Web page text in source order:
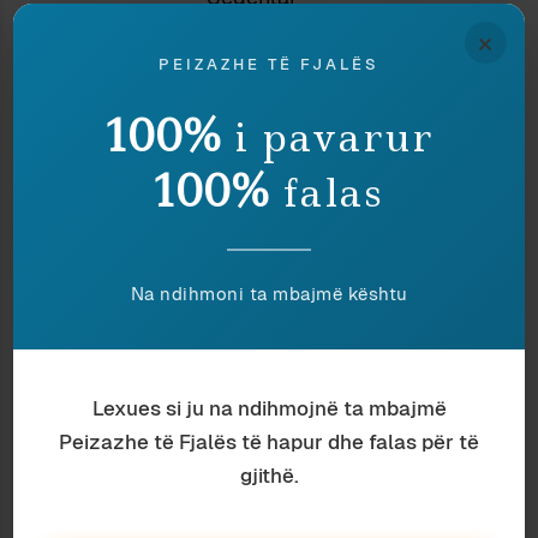
Është
Gratë
Kërkojnë
Zotin
Dhe
Djallin
Drita
Lëkurë
Me çdo
Ngjyrë
×
PEIZAZHE TË FJALËS
100% i pavarur
100% falas
Na ndihmoni ta mbajmë kështu
Lexues si ju na ndihmojnë ta mbajmë
Peizazhe të Fjalës të hapur dhe falas për të
gjithë.